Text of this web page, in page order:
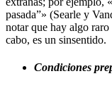
pasada”» (Searle y
notar que hay algo
cabo, es un sinsentido.
Condiciones